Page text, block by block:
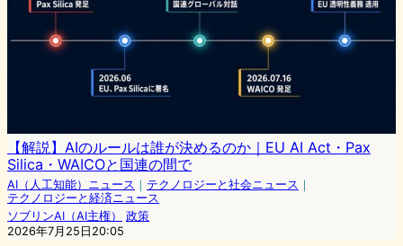
【解説】AIのルールは誰が決めるのか｜EU AI Act・Pax
Silica・WAICOと国連の間で
AI（人工知能）ニュース ｜ テクノロジーと社会ニュース ｜
テクノロジーと経済ニュース
ソブリンAI（AI主権）
政策
2026年7月25日20:05